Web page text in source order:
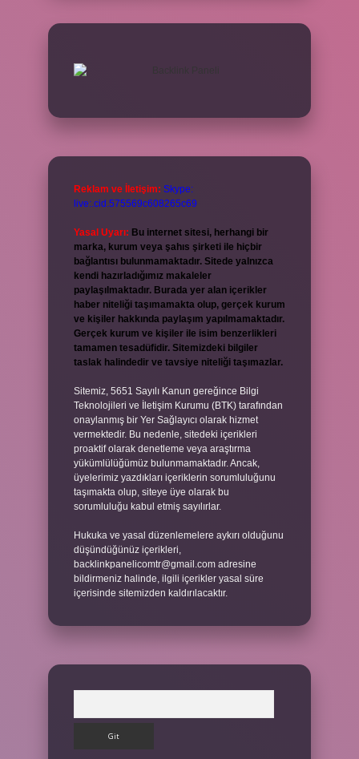
Reklam ve İletişim: Skype:
live:.cid.575569c608265c69
Yasal Uyarı: Bu internet sitesi, herhangi bir
marka, kurum veya şahıs şirketi ile hiçbir
bağlantısı bulunmamaktadır. Sitede yalnızca
kendi hazırladığımız makaleler
paylaşılmaktadır. Burada yer alan içerikler
haber niteliği taşımamakta olup, gerçek kurum
ve kişiler hakkında paylaşım yapılmamaktadır.
Gerçek kurum ve kişiler ile isim benzerlikleri
tamamen tesadüfidir. Sitemizdeki bilgiler
taslak halindedir ve tavsiye niteliği taşımazlar.
Sitemiz, 5651 Sayılı Kanun gereğince Bilgi
Teknolojileri ve İletişim Kurumu (BTK) tarafından
onaylanmış bir Yer Sağlayıcı olarak hizmet
vermektedir. Bu nedenle, sitedeki içerikleri
proaktif olarak denetleme veya araştırma
yükümlülüğümüz bulunmamaktadır. Ancak,
üyelerimiz yazdıkları içeriklerin sorumluluğunu
taşımakta olup, siteye üye olarak bu
sorumluluğu kabul etmiş sayılırlar.
Hukuka ve yasal düzenlemelere aykırı olduğunu
düşündüğünüz içerikleri,
backlinkpanelicomtr@gmail.com adresine
bildirmeniz halinde, ilgili içerikler yasal süre
içerisinde sitemizden kaldırılacaktır.